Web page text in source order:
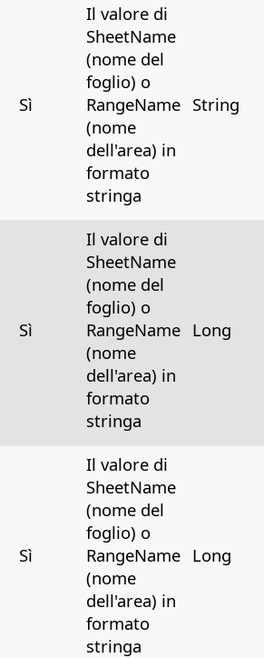
Sì
Il valore di
SheetName
(nome del
foglio) o
RangeName
(nome
dell'area) in
formato
stringa
String
Sì
Il valore di
SheetName
(nome del
foglio) o
RangeName
(nome
dell'area) in
formato
stringa
Long
Sì
Il valore di
SheetName
(nome del
foglio) o
RangeName
(nome
dell'area) in
formato
stringa
Long